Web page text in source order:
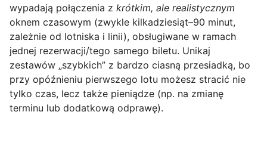
wypadają połączenia z krótkim, ale realistycznym
oknem czasowym (zwykle kilkadziesiąt–90 minut,
zależnie od lotniska i linii), obsługiwane w ramach
jednej rezerwacji/tego samego biletu. Unikaj
zestawów „szybkich” z bardzo ciasną przesiadką, bo
przy opóźnieniu pierwszego lotu możesz stracić nie
tylko czas, lecz także pieniądze (np. na zmianę
terminu lub dodatkową odprawę).